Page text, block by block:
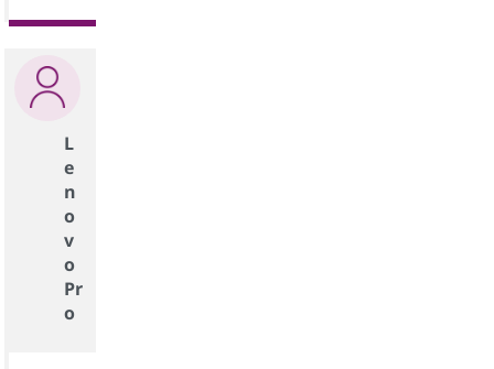
L
e
n
o
v
o
Pr
o